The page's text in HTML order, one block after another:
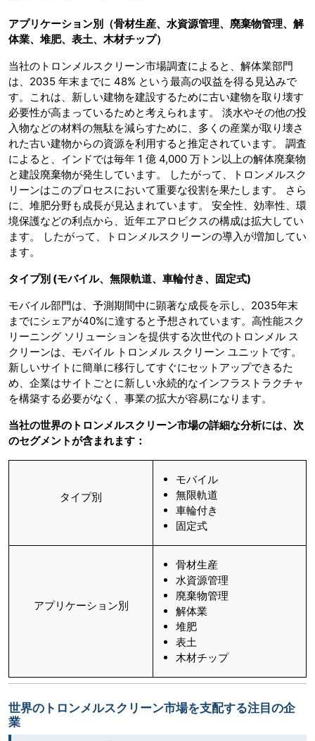
アプリケーション別（骨材生産、水資源管理、廃棄物管理、解
体業、堆肥、表土、木材チップ）
当社のトロンメルスクリーン市場調査によると、解体業部門
は、2035 年末までに 48% という最高の収益を得る見込みで
す。これは、新しい建物を建設するために古い建物を取り壊す
必要性が高まっているためと考えられます。 淡水やその他の投
入物などの材料の無駄を減らすために、多くの産業が取り壊さ
れた古い建物からの資源を利用すると推定されています。 調査
によると、インドでは毎年 1 億 4,000 万トン以上の解体廃棄物
と建設廃棄物が発生しています。 したがって、トロンメルスク
リーンはこのプロセスにおいて重要な役割を果たします。 さら
に、堆肥分野も成長が見込まれています。 安全性、効率性、環
境保護などの利点から、近年エアロビクスの構成は拡大してい
ます。 したがって、トロンメルスクリーンの導入が増加してい
ます。
タイプ別 (モバイル、無限軌道、車輪付き、固定式)
モバイル部門は、予測期間中に顕著な成長を示し、2035年末
までにシェアが40%に達すると予想されています。高性能スク
リーニング ソリューションを提供する次世代のトロンメル ス
クリーンは、モバイル トロンメル スクリーン ユニットです。
新しいサイトに簡単に移行してすぐにセットアップできるた
め、企業はサイトごとに新しい永続的なインフラストラクチャ
を構築する必要がなく、事業の拡大が容易になります。
当社の世界のトロンメルスクリーン市場の詳細な分析には、次
のセグメントが含まれます：
タイプ別
モバイル
無限軌道
車輪付き
固定式
アプリケーション別
骨材生産
水資源管理
廃棄物管理
解体業
堆肥
表土
木材チップ
世界のトロンメルスクリーン市場を支配する注目の企
業